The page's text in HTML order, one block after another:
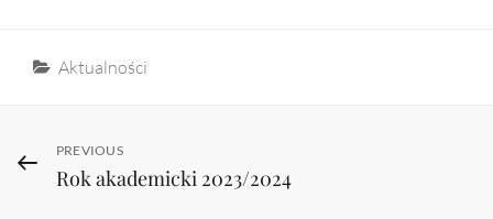
Categories
Aktualności
Nawigacja
wpisu
Previous
Post
PREVIOUS
Rok akademicki 2023/2024